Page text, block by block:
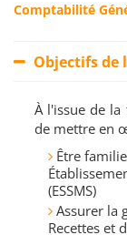
Comptabilité
Objectifs
À l'issue de
de mettre en
Être
(ESSMS)
Assurer la
Recettes et